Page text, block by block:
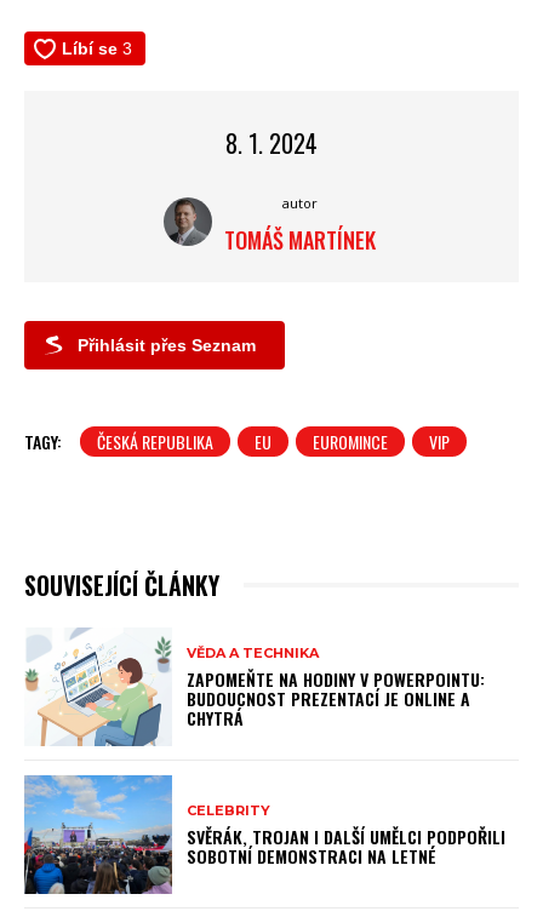
8. 1. 2024
autor
TOMÁŠ MARTÍNEK
Přihlásit přes Seznam
TAGY: ČESKÁ REPUBLIKA EU EUROMINCE VIP
SOUVISEJÍCÍ ČLÁNKY
VĚDA A TECHNIKA
ZAPOMEŇTE NA HODINY V POWERPOINTU:
BUDOUCNOST PREZENTACÍ JE ONLINE A
CHYTRÁ
CELEBRITY
SVĚRÁK, TROJAN I DALŠÍ UMĚLCI PODPOŘILI
SOBOTNÍ DEMONSTRACI NA LETNÉ